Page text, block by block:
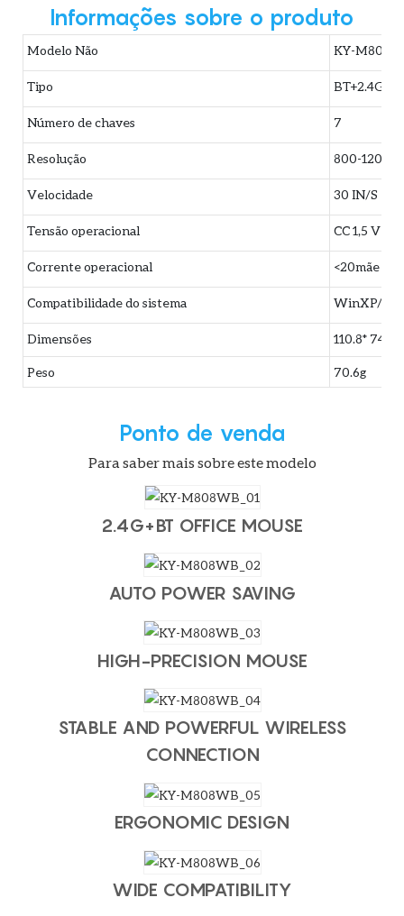
Informações sobre o produto
Modelo Não KY-
Tipo BT+2.4G
Número de chaves 7
Resolução 800-1200-
Velocidade 30 IN/S
Tensão operacional CC 1,5 V
Corrente operacional <20mãe
Compatibilidade do sistema WinXP/
Dimensões 110.8*
Peso 70.6g
Ponto de venda
Para saber mais sobre este modelo
2.4G+BT OFFICE MOUSE
AUTO POWER SAVING
HIGH-PRECISION MOUSE
STABLE AND POWERFUL WIRELESS
CONNECTION
ERGONOMIC DESIGN
WIDE COMPATIBILITY